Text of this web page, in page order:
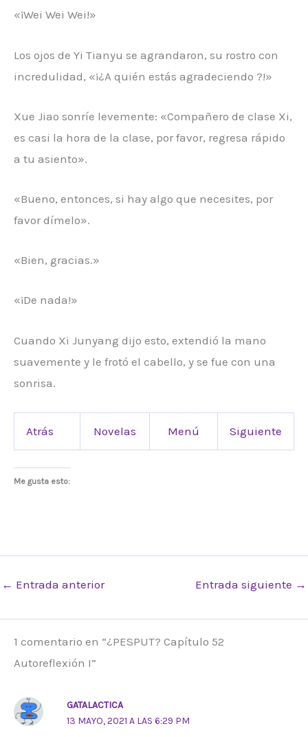
«¡Wei Wei Wei!»
Los ojos de Yi Tianyu se agrandaron, su rostro con
incredulidad, «¡¿A quién estás agradeciendo ?!»
Xue Jiao sonríe levemente: «Compañero de clase Xi,
es casi la hora de la clase, por favor, regresa rápido
a tu asiento».
«Bueno, entonces, si hay algo que necesites, por
favor dímelo».
«Bien, gracias.»
«¡De nada!»
Cuando Xi Junyang dijo esto, extendió la mano
suavemente y le frotó el cabello, y se fue con una
sonrisa.
Atrás Novelas Menú Siguiente
Me gusta esto:
← Entrada anterior Entrada siguiente →
1 comentario en “¿PESPUT? Capítulo 52
Autoreflexión I”
GATALACTICA
13 MAYO, 2021 A LAS 6:29 PM